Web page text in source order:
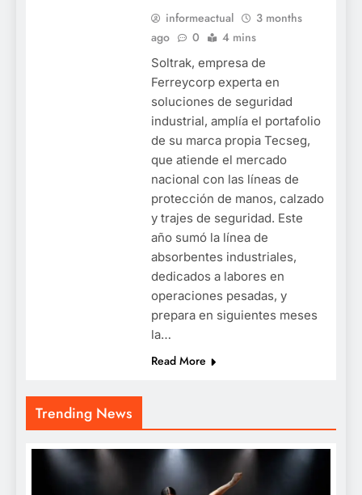
Trending News
informeactual
3 months
ago
0 4 mins
Soltrak, empresa de
Ferreycorp experta en
soluciones de seguridad
industrial, amplía el portafolio
de su marca propia Tecseg,
que atiende el mercado
nacional con las líneas de
protección de manos, calzado
y trajes de seguridad. Este
año sumó la línea de
absorbentes industriales,
dedicados a labores en
operaciones pesadas, y
prepara en siguientes meses
la…
Read More